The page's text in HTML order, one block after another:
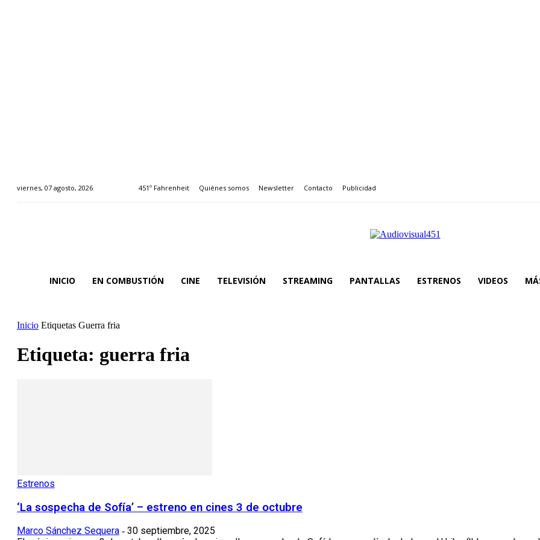
viernes, 07 agosto, 2026 451º Fahrenheit Quiénes somos Newsletter Contacto Publicidad
INICIO EN COMBUSTIÓN CINE TELEVISIÓN STREAMING PANTALLAS ESTRENOS VIDEOS
Inicio Etiquetas Guerra fria
Etiqueta: guerra fria
Estrenos
‘La sospecha de Sofía’ – estreno en cines 3 de octubre
Marco Sánchez Sequera - 30 septiembre, 2025